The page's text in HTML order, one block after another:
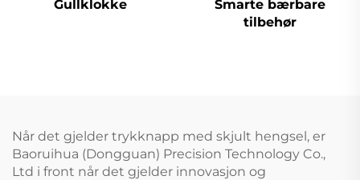
Gullklokke
Smarte bærbare
tilbehør
Når det gjelder trykknapp med skjult hengsel, er
Baoruihua (Dongguan) Precision Technology Co.,
Ltd i front når det gjelder innovasjon og